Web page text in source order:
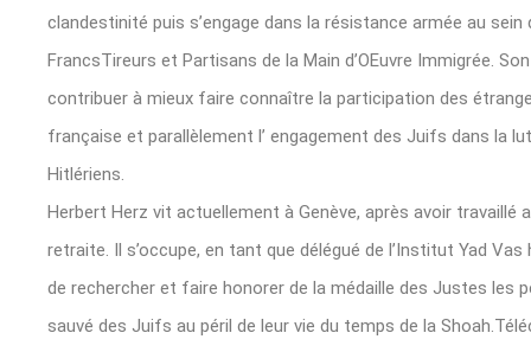
clandestinité puis s’engage dans la résistance armée au sein
FrancsTireurs et Partisans de la Main d’OEuvre Immigrée.
contribuer à mieux faire connaître la participation des
française et parallèlement l’ engagement des Juifs dans la
Hitlériens.
Herbert Herz vit actuellement à Genève, après avoir travaillé
retraite. Il s’occupe, en tant que délégué de l’Institut Yad Vas
de rechercher et faire honorer de la médaille des Justes les
sauvé des Juifs au péril de leur vie du temps de la